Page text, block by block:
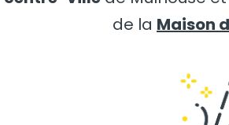
de la Maison